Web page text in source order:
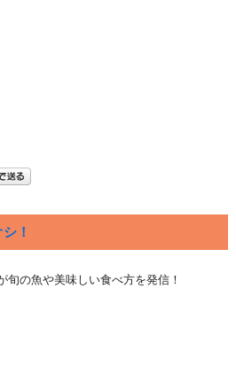
！
旬の魚や美味しい食べ方を発信！